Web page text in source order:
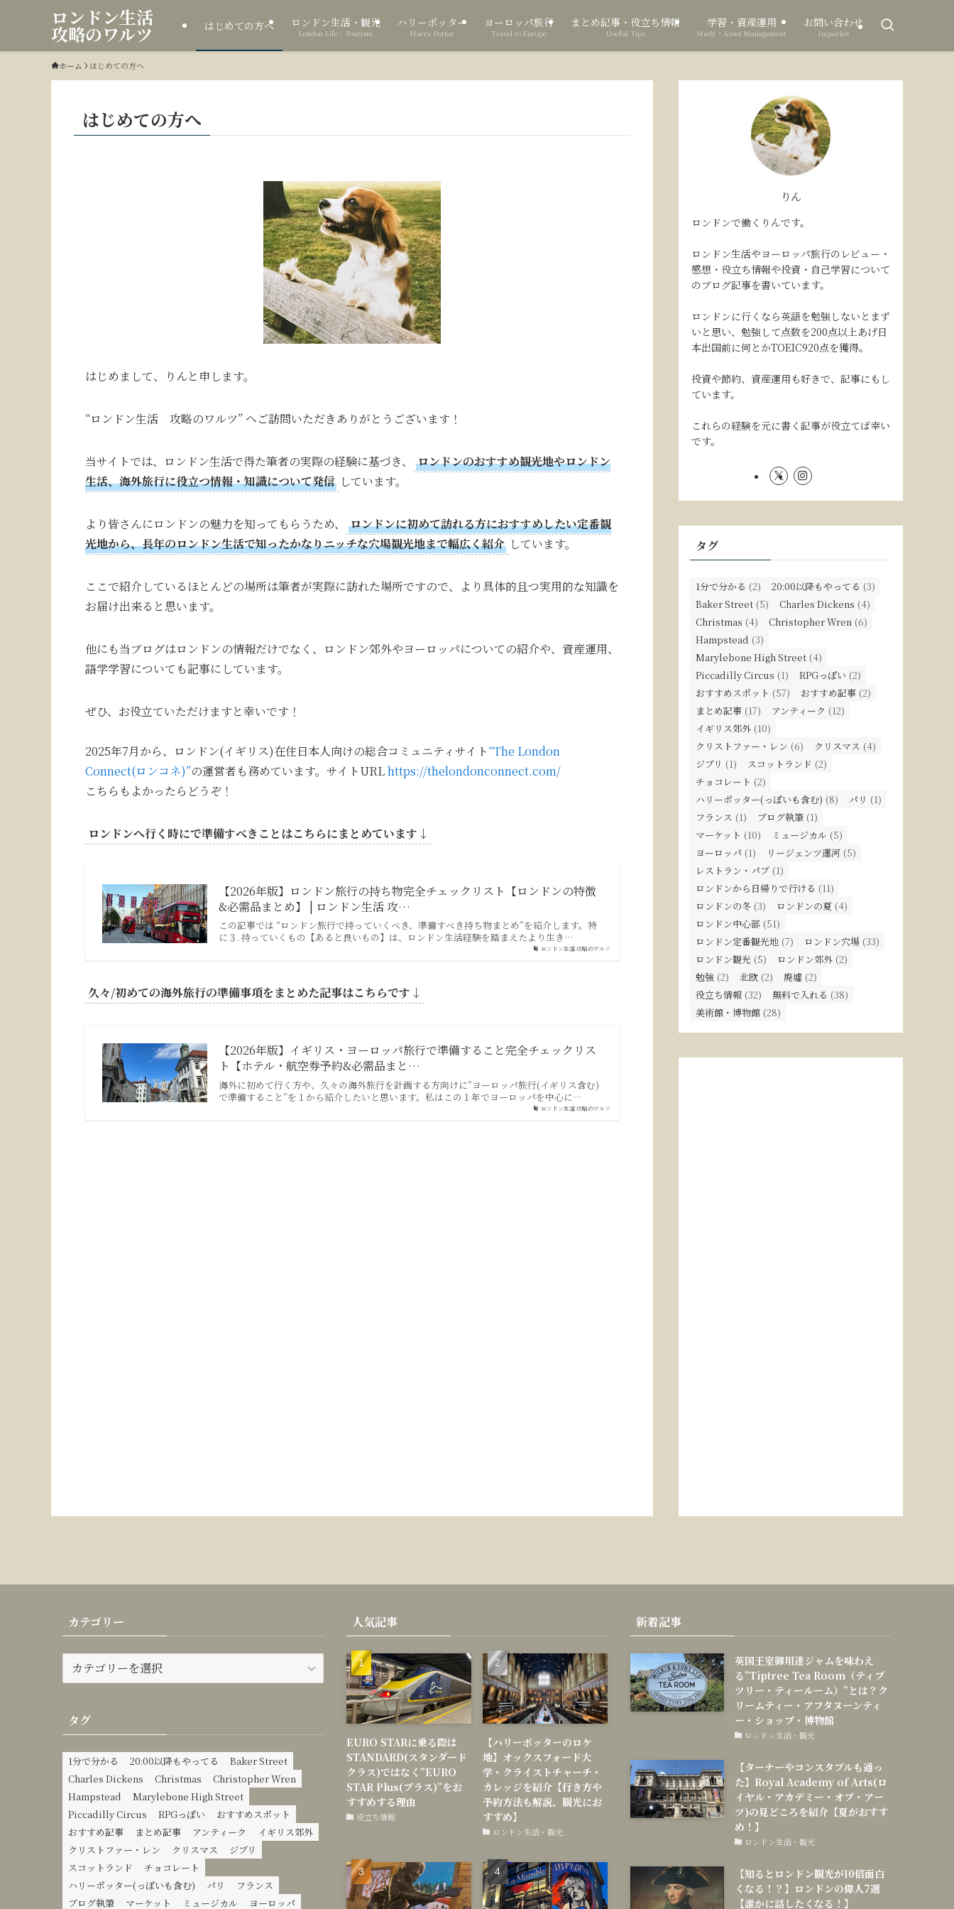
ロンドン生活
攻略のワルツ はじめての方へ ロンドン生活・観光
London Life / Tourism
ハリーポッター
Harry Potter
ヨーロッパ旅行
Travel to Europe
まとめ記事・役立ち情報
Useful Tips
学習・資産運用
Study・Asset Management
お問い合わせ
Inquiries
ホーム はじめての方へ
はじめての方へ
はじめまして、りんと申します。
“ロンドン生活 攻略のワルツ” へご訪問いただきありがとうございます！
当サイトでは、ロンドン生活で得た筆者の実際の経験に基づき、
ロンドンのおすすめ観光地やロンドン
生活、海外旅行に役立つ情報・知識について発信 しています。
より皆さんにロンドンの魅力を知ってもらうため、
ロンドンに初めて訪れる方におすすめしたい定番観
光地から、長年のロンドン生活で知ったかなりニッチな穴場観光地まで幅広く紹介 しています。
ここで紹介しているほとんどの場所は筆者が実際に訪れた場所ですので、より具体的且つ実用的な知識を
お届け出来ると思います。
他にも当ブログはロンドンの情報だけでなく、ロンドン郊外やヨーロッパについての紹介や、資産運用、
語学学習についても記事にしています。
ぜひ、お役立ていただけますと幸いです！
2025年7月から、ロンドン(イギリス)在住日本人向けの総合コミュニティサイト“The London
Connect(ロンコネ)”の運営者も務めています。サイトURLhttps://thelondonconnect.com/
こちらもよかったらどうぞ！
ロンドンへ行く時にで準備すべきことはこちらにまとめています↓
ロンドン生活 攻略のワルツ
【2026年版】ロンドン旅行の持ち物完全チェックリスト【ロンドンの特徴
&必需品まとめ】 | ロンドン生活 攻…
この記事では “ロンドン旅行で持っていくべき、準備すべき持ち物まとめ”を紹介します。特
に３. 持っていくもの【あると良いもの】は、ロンドン生活経験を踏まえたより生き…
久々/初めての海外旅行の準備事項をまとめた記事はこちらです↓
ロンドン生活 攻略のワルツ
【2026年版】イギリス・ヨーロッパ旅行で準備すること完全チェックリス
ト【ホテル・航空券予約&必需品まと…
海外に初めて行く方や、久々の海外旅行を計画する方向けに”ヨーロッパ旅行(イギリス含む)
で準備すること”を１から紹介したいと思います。私はこの１年でヨーロッパを中心に…
りん
ロンドンで働くりんです。
ロンドン生活やヨーロッパ旅行のレビュー・
感想・役立ち情報や投資・自己学習について
のブログ記事を書いています。
ロンドンに行くなら英語を勉強しないとまず
いと思い、勉強して点数を200点以上あげ日
本出国前に何とかTOEIC920点を獲得。
投資や節約、資産運用も好きで、記事にもし
ています。
これらの経験を元に書く記事が役立てば幸い
です。
タグ
1分で分かる (2) 20:00以降もやってる (3)
Baker Street (5) Charles Dickens (4)
Christmas (4) Christopher Wren (6)
Hampstead (3)
Marylebone High Street (4)
Piccadilly Circus (1) RPGっぽい (2)
おすすめスポット (57) おすすめ記事 (2)
まとめ記事 (17) アンティーク (12)
イギリス郊外 (10)
クリストファー・レン (6) クリスマス (4)
ジブリ (1) スコットランド (2)
チョコレート (2)
ハリーポッター(っぽいも含む) (8) パリ (1)
フランス (1) ブログ執筆 (1)
マーケット (10) ミュージカル (5)
ヨーロッパ (1) リージェンツ運河 (5)
レストラン・パブ (1)
ロンドンから日帰りで行ける (11)
ロンドンの冬 (3) ロンドンの夏 (4)
ロンドン中心部 (51)
ロンドン定番観光地 (7) ロンドン穴場 (33)
ロンドン観光 (5) ロンドン郊外 (2)
勉強 (2) 北欧 (2) 廃墟 (2)
役立ち情報 (32) 無料で入れる (38)
美術館・博物館 (28)
カテゴリー
テ
リ
ー
タグ
1分で分かる 20:00以降もやってる
Baker Street
Charles Dickens
Christmas
Christopher Wren
Hampstead
Marylebone High Street
Piccadilly Circus
RPGっぽい
おすすめスポット
おすすめ記事
まとめ記事 アンティーク
イギリス郊外
クリストファー・レン
クリスマス
ジブリ
スコットランド
チョコレート
ハリーポッター(っぽいも含む)
パリ
フランス
ブログ執筆
マーケット ミュージカル ヨーロッパ
人気記事
EURO STARに乗る際は
STANDARD(スタンダード
クラス)ではなく”EURO
STAR Plus(プラス)”をお
すすめする理由
役立ち情報
【ハリーポッターのロケ
地】オックスフォード大
学・クライストチャーチ・
カレッジを紹介【行き方や
予約方法も解説、観光にお
すすめ】
ロンドン生活・観光
新着記事
英国王室御用達ジャムを味わえ
る”Tiptree Tea Room（ティプ
ツリー・ティールーム）”とは？ク
リームティー・アフタヌーンティ
ー・ショップ・博物館
ロンドン生活・観光
【ターナーやコンスタブルも通っ
た】Royal Academy of Arts(ロ
イヤル・アカデミー・オブ・アー
ツ)の見どころを紹介【夏がおすす
め！】
ロンドン生活・観光
【知るとロンドン観光が10倍面白
くなる！？】ロンドンの偉人7選
【誰かに話したくなる！】